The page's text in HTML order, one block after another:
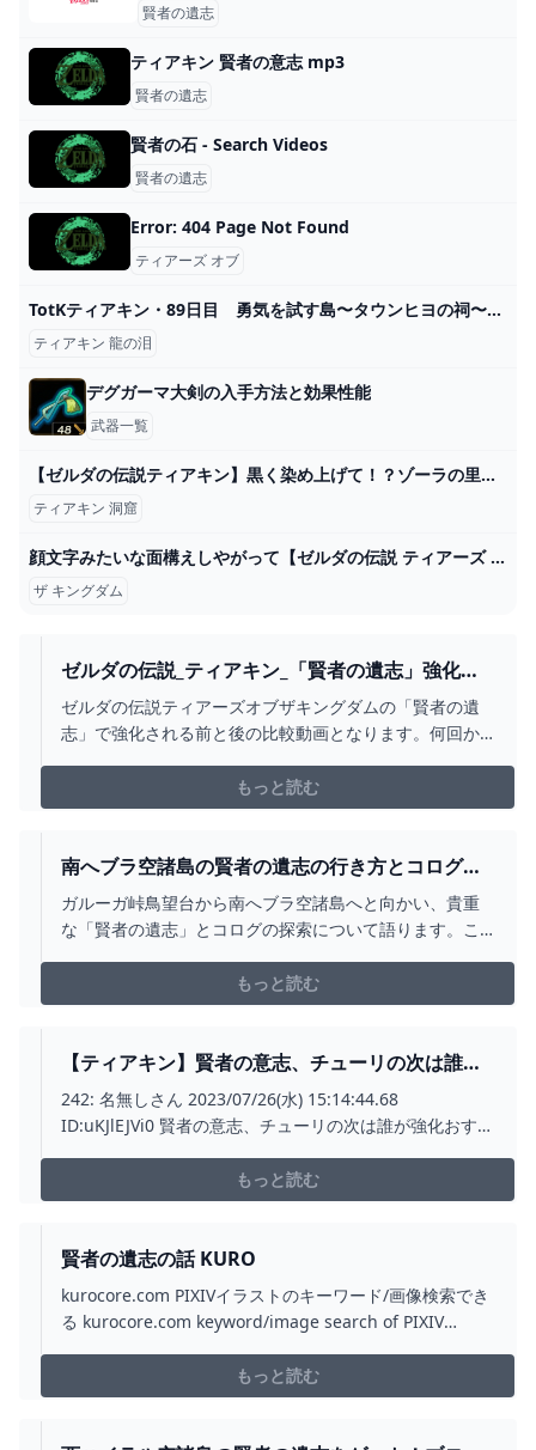
賢者の遺志
ティアキン 賢者の意志 mp3
賢者の遺志
賢者の石 - Search Videos
賢者の遺志
Error: 404 Page Not Found
ティアーズ オブ
TotKティアキン・89日目 勇気を試す島〜タウンヒヨの祠〜龍の泪（04「見知らぬ世界」） - ちょっとしたゲーム日記：楽天ブログ
ティアキン 龍の泪
デグガーマ大剣の入手方法と効果性能
武器一覧
【ゼルダの伝説ティアキン】黒く染め上げて！？ゾーラの里周辺で見つけにくい祠を攻略！（ラネール参道の祠と水晶、ラルス水脈に眠る祠と水晶、マオイケスカの祠） Part77 - YouTube
ティアキン 洞窟
顔文字みたいな面構えしやがって【ゼルダの伝説 ティアーズ オブ ザ キングダム】＃４２ - YouTube
ザ キングダム
ゼルダの伝説_ティアキン_「賢者の遺志」強化前
後でどれくらい違いがあるか教えます！ -
YOUTUBE
ゼルダの伝説ティアーズオブザキングダムの「賢者の遺
志」で強化される前と後の比較動画となります。何回か
ライネル討伐タイムが短くなりました！#攻略 #ゼルダの
伝説 ティアーズ オブ ザ キングダム#賢者の遺志#効果
もっと読む
南へブラ空諸島の賢者の遺志の行き方とコログ
【ティアキン攻略】 - سی وید
ガルーガ峠鳥望台から南へブラ空諸島へと向かい、貴重
な「賢者の遺志」とコログの探索について語ります。こ
もっと読む
【ティアキン】賢者の意志、チューリの次は誰が
強化おすすめ？【ティアーズオブザキングダム】
ゼルダの伝説ティアーズオブザキングダム(ティア
242: 名無しさん 2023/07/26(水) 15:14:44.68
ID:uKJlEJVi0 賢者の意志、チューリの次は誰が強化おすす
もっと読む
賢者の遺志の話 KURO
kurocore.com PIXIVイラストのキーワード/画像検索でき
る kurocore.com keyword/image search of PIXIV
もっと読む